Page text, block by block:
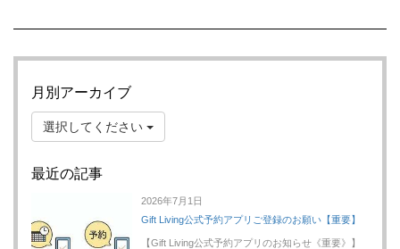
月別アーカイブ
選択してください
最近の記事
2026年7月1日
Gift Living公式予約アプリご登録のお願い【重要】
【Gift Living公式予約アプリのお知らせ《重要》】